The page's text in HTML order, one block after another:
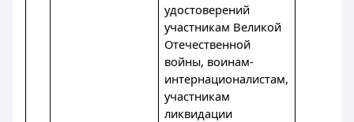
удостоверений
участникам Великой
Отечественной
войны, воинам-
интернационалистам,
участникам
ликвидации